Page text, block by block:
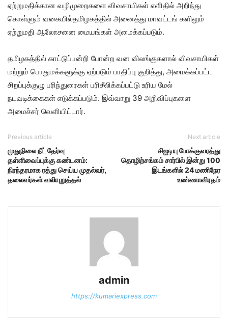
ஏற்றுமதிக்கான வழிமுறைகளை விவசாயிகள் எளிதில் அறிந்து
கொள்ளும் வகையில்தமிழகத்தில் அனைத்து மாவட்டங் களிலும்
ஏற்றுமதி ஆலோசனை மையங்கள் அமைக்கப்படும்.
தமிழகத்தில் காட்டுப்பன்றி போன்ற வன விலங்குகளால் விவசாயிகள்
மற்றும் பொதுமக்களுக்கு ஏற்படும் பாதிப்பு குறித்து, அமைக்கப்பட்ட
சிறப்புக்குழு பரிந்துரைகள் பரிசீலிக்கப்பட்டு உரிய மேல்
நடவடிக்கைகள் எடுக்கப்படும். இவ்வாறு 39 அறிவிப்புகளை
அமைச்சர் வெளியிட்டார்.
Previous article
முதுநிலை நீட் தேர்வு
தள்ளிவைப்புக்கு கண்டனம்:
நிரந்தரமாக ரத்து செய்ய முதல்வர்,
தலைவர்கள் வலியுறுத்தல்
Next article
சிஐடியு போக்குவரத்து
தொழிற்சங்கம் சார்பில் இன்று 100
இடங்களில் 24 மணிநேர
உண்ணாவிரதம்
admin
https://kumariexpress.com